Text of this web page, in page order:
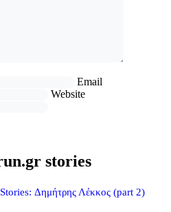
Email
Website
stories
Δημήτρης Λέκκος (part 2)